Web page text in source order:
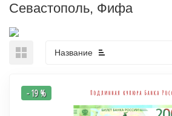
Севастополь, Фифа
Название
- 19 %